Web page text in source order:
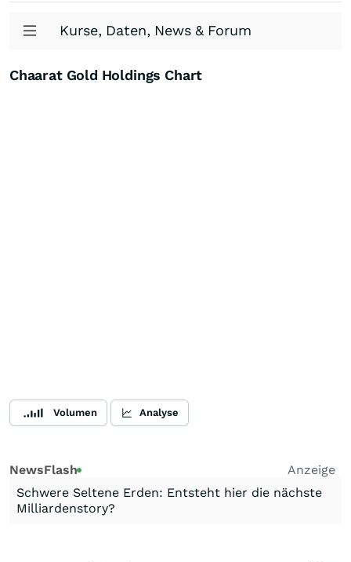
Kurse, Daten, News & Forum
Chaarat Gold Holdings Chart
Volumen Analyse
NewsFlash
Anzeige
Schwere Seltene Erden: Entsteht hier die nächste
Milliardenstory?